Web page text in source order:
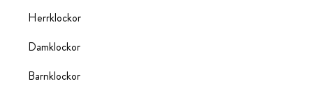
Herrklockor
Damklockor
Barnklockor